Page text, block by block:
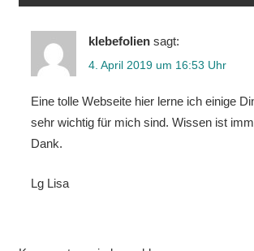
klebefolien sagt:
4. April 2019 um 16:53 Uhr
Eine tolle Webseite hier lerne ich einige
sehr wichtig für mich sind. Wissen ist
Dank.
Lg Lisa